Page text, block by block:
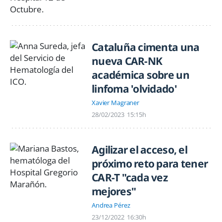
Cataluña cimenta una
nueva CAR-NK
académica sobre un
linfoma 'olvidado'
Xavier Magraner
28/02/2023 15:15h
Agilizar el acceso, el
próximo reto para tener
CAR-T "cada vez
mejores"
Andrea Pérez
23/12/2022 16:30h